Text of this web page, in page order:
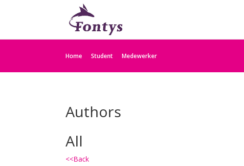
Home Student Medewerker
Authors
All
<<Back